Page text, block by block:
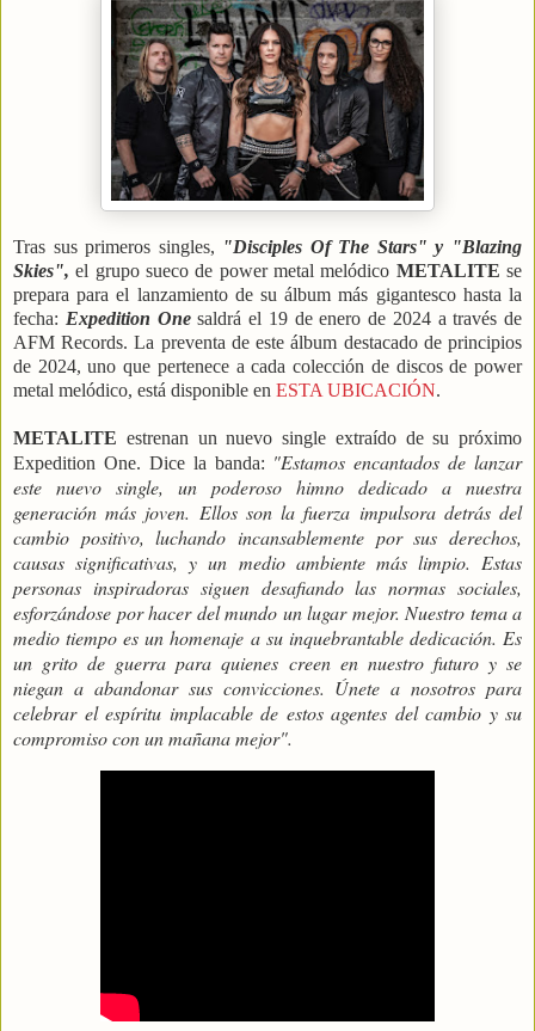
Tras sus primeros singles, "Disciples Of The Stars" y "Blazing
Skies", el grupo sueco de power metal melódico METALITEse
prepara para el lanzamiento de su álbum más gigantesco hasta la
fecha: Expedition Onesaldrá el 19 de enero de 2024 a través de
AFM Records. La preventa de este álbum destacado de principios
de 2024, uno que pertenece a cada colección de discos de power
metal melódico, está disponible en ESTA UBICACIÓN.
METALITE estrenan un nuevo single extraído de su próximo
Expedition One. Dice la banda: "Estamos encantados de lanzar
este nuevo single, un poderoso himno dedicado a nuestra
generación más joven. Ellos son la fuerza impulsora detrás del
cambio positivo, luchando incansablemente por sus derechos,
causas significativas, y un medio ambiente más limpio. Estas
personas inspiradoras siguen desafiando las normas sociales,
esforzándose por hacer del mundo un lugar mejor. Nuestro tema a
medio tiempo es un homenaje a su inquebrantable dedicación. Es
un grito de guerra para quienes creen en nuestro futuro y se
niegan a abandonar sus convicciones. Únete a nosotros para
celebrar el espíritu implacable de estos agentes del cambio y su
compromiso con un mañana mejor".